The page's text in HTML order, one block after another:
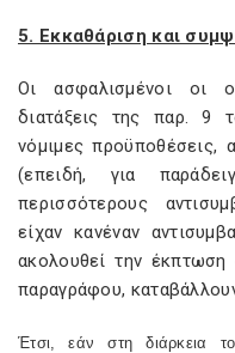
5. Εκκαθάριση και
Οι ασφαλισμένοι οι
διατάξεις της παρ. 9
νόμιμες προϋποθέσεις,
(επειδή, για
περισσότερους
είχαν κανέναν
ακολουθεί την
παραγράφου,
Έτσι, εάν στη διάρκεια